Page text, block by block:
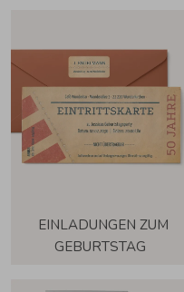
EINLADUNGEN ZUM
GEBURTSTAG